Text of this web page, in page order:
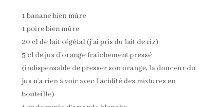
1 banane bien mûre
1 poire bien mûre
20 cl de lait végétal (j’ai pris du lait de riz)
5 cl de jus d’orange fraîchement pressé
(indispensable de presser son orange, la douceur du
jus n’a rien à voir avec l’acidité des mixtures en
bouteille)